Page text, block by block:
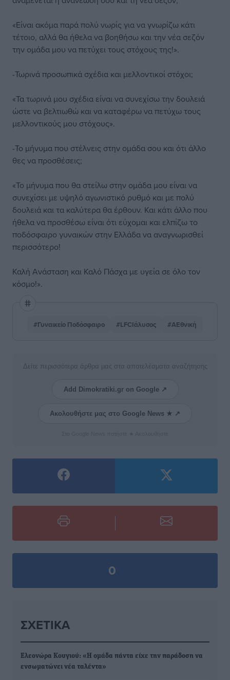
«Είναι ακόμα παρά πολύ νωρίς για να γνωρίζω κάτι
τέτοιο, αλλά θα ήθελα να βοηθήσω και την νέα σεζόν
την ομάδα μου να πετύχει τους στόχους της!».
-Τωρινά προσωπικά σχέδια και μελλοντικοί στόχοι;
«Τα τωρινά μου σχέδια είναι να συνεχίσω την δουλειά
ώστε να βελτιωθώ και να καταφέρω να πετύχω τους
μελλοντικούς μου στόχους».
-Το μήνυμα που στέλνεις στην ομάδα σου και ότι άλλο
θες να προσθέσεις;
«Το μήνυμα που θα στείλω στην ομάδα μου είναι να
συνεχίσει με υψηλό αγωνιστικό ρυθμό και με πολύ
δουλειά και τα καλύτερα θα έρθουν. Και κάτι άλλο που
ήθελα να προσθέσω είναι ότι εύχομαι και ελπίζω το
ποδόσφαιρο γυναικών στην Ελλάδα να αναγνωρισθεί
περισσότερο!
Καλή Ανάσταση και Καλό Πάσχα με υγεία σε όλο τον
κόσμο!».
#Γυναικείο Ποδόσφαιρο #LFCΙάλυσος #ΑΕθνική
Δείτε περισσότερα άρθρα μας στα αποτελέσματα αναζήτησης
Add Dimokratiki.gr on Google ↗
Ακολουθήστε μας στο Google News ★ ↗
0
ΣΧΕΤΙΚΆ
Ελεονώρα Κουγιού: «Η ομάδα πάντα είχε την παράδοση να
ενσωματώνει νέα ταλέντα»